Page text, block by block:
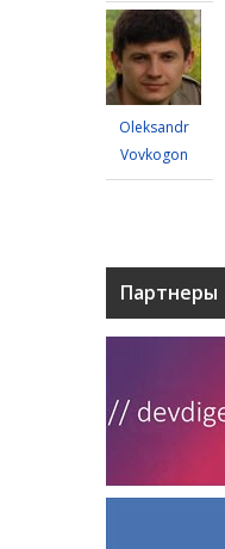
Oleksandr
Vovkogon
Партнеры